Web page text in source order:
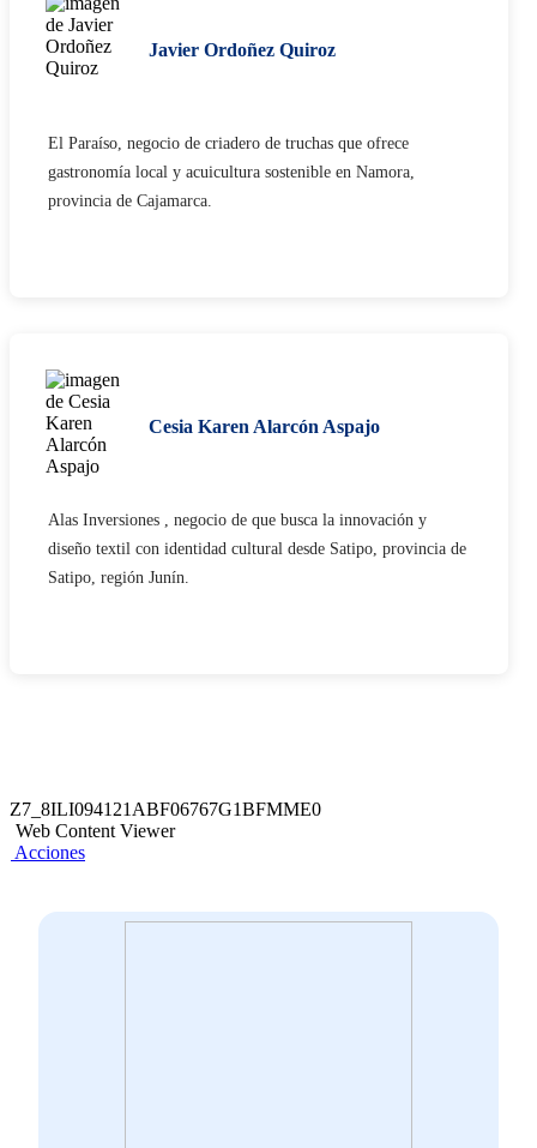
Javier Ordoñez Quiroz​
El Paraíso, negocio de criadero de truchas que ofrece
gastronomía local y acuicultura sostenible en Namora,
provincia de Cajamarca.​
Cesia Karen Alarcón Aspajo​
Alas Inversiones , negocio de que busca la innovación y
diseño textil con identidad cultural desde Satipo, provincia de
Satipo, región Junín.​
Z7_8ILI094121ABF06767G1BFMME0
Web Content Viewer
Acciones